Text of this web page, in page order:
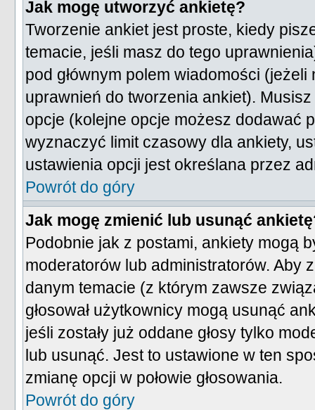
Jak mogę utworzyć ankietę?
Tworzenie ankiet jest proste, kiedy
temacie, jeśli masz do tego
pod głównym polem wiadomości
uprawnień do tworzenia ankiet).
opcje (kolejne opcje możesz dodawać
wyznaczyć limit czasowy dla ankiety,
ustawienia opcji jest określana przez
Powrót do góry
Jak mogę zmienić lub usunąć
Podobnie jak z postami, ankiety mogą
moderatorów lub administratorów. Aby
danym temacie (z którym zawsze
głosował użytkownicy mogą usunąć
jeśli zostały już oddane głosy tylko
lub usunąć. Jest to ustawione w ten
zmianę opcji w połowie głosowania.
Powrót do góry